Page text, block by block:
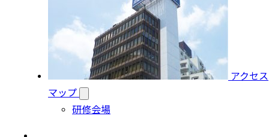
アクセス
マップ
研修会場